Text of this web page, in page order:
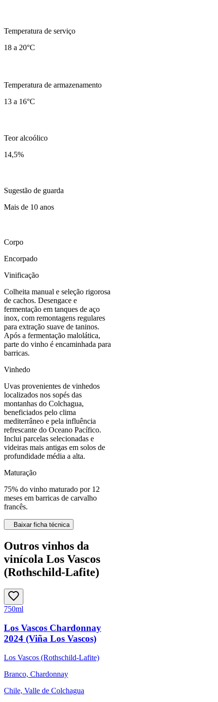
Temperatura de serviço
18 a 20°C
Temperatura de armazenamento
13 a 16°C
Teor alcoólico
14,5%
Sugestão de guarda
Mais de 10 anos
Corpo
Encorpado
Vinificação
Colheita manual e seleção rigorosa
de cachos. Desengace e
fermentação em tanques de aço
inox, com remontagens regulares
para extração suave de taninos.
Após a fermentação malolática,
parte do vinho é encaminhada para
barricas.
Vinhedo
Uvas provenientes de vinhedos
localizados nos sopés das
montanhas do Colchagua,
beneficiados pelo clima
mediterrâneo e pela influência
refrescante do Oceano Pacífico.
Inclui parcelas selecionadas e
videiras mais antigas em solos de
profundidade média a alta.
Maturação
75% do vinho maturado por 12
meses em barricas de carvalho
francês.
Baixar ficha técnica
Outros vinhos da
vinícola Los Vascos
(Rothschild-Lafite)
750ml
Los Vascos Chardonnay
2024 (Viña Los Vascos)
Los Vascos (Rothschild-Lafite)
Branco, Chardonnay
Chile, Valle de Colchagua